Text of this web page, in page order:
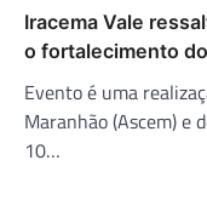
Iracema Vale
o fortalecimento
Evento é uma
Maranhão (Ascem) e
10…